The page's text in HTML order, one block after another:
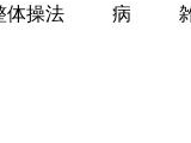
体操法 病